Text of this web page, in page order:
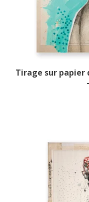
Tirage sur papier